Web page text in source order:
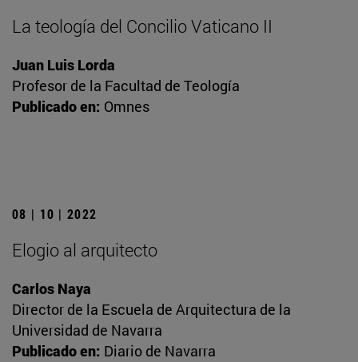
La teología del Concilio Vaticano II
Juan Luis Lorda
Profesor de la Facultad de Teología
Publicado en: Omnes
08 | 10 | 2022
Elogio al arquitecto
Carlos Naya
Director de la Escuela de Arquitectura de la
Universidad de Navarra
Publicado en: Diario de Navarra